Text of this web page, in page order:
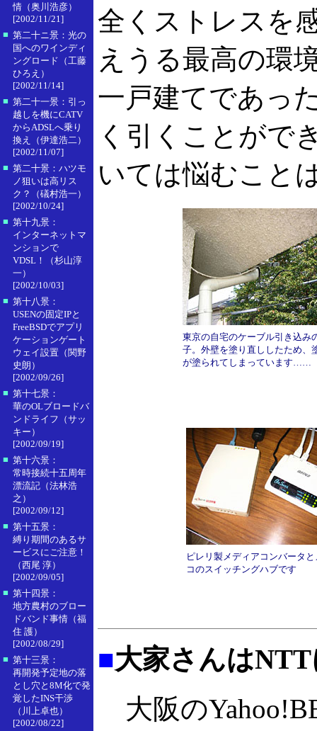
情（奥川浩彦）
[2002/11/21]
■ 第二十ニ景：光の
国へのワインディ
ングロード（工藤
ひろえ）
[2002/11/14]
■ 第二十一景：引っ
越しを機にCATV
からADSLへ乗り
換え（伊達浩二）
[2002/11/07]
■ 第二十景：ハツモ
ノ狙いは高リス
ク？（礒村浩一）
[2002/10/24]
■ 第十九景：
インターネットマ
ンションで
VDSL！（杉山淳
一）
[2002/10/03]
■ 第十八景：
USENの固定IPと
FreeBSDでアプリ
ケーションゲート
ウェイ設置（関野
史朗）
[2002/09/26]
■ 第十七景：
華のOLブロードバ
ンドライフ（サッ
キー）
[2002/09/19]
■ 第十六景：
常時接続十五周年
漂流記（法林浩
之）
[2002/09/12]
■ 第十五景：
縛り期間のあるサ
ービスにご注意！
（西尾 淳）
[2002/09/05]
■ 第十四景：
地方農村のブロー
ドバンド事情（福
住 護）
[2002/08/29]
■ 第十三景：
再開発予定地の落
とし穴と8M化で発
覚したINS干渉
（川上卓也）
[2002/08/22]
全くストレスを
えうる最高の環
一戸建てであっ
く引くことがで
いては悩むこと
東京の自宅のケーブル引き込み
子。外壁を塗り直ししたため、
が塗られてしまっています……
ピレリ製メディアコンバータと
コのスイッチングハブです
■大家さんは
大阪の